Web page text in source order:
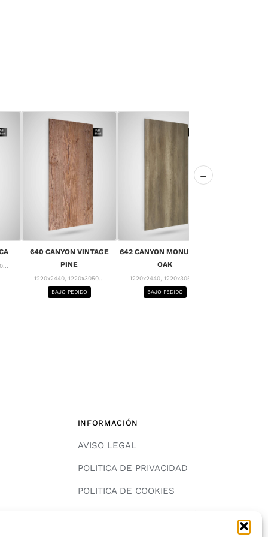
640 CANYON VINTAGE
PINE
1220x2440, 1220x3050...
BAJO PEDIDO
642 CANYON MONUMENT
OAK
1220x2440, 1220x3050...
BAJO PEDIDO
→
INFORMACIÓN
AVISO LEGAL
POLITICA DE PRIVACIDAD
POLITICA DE COOKIES
CADENA DE CUSTODIA FSC®